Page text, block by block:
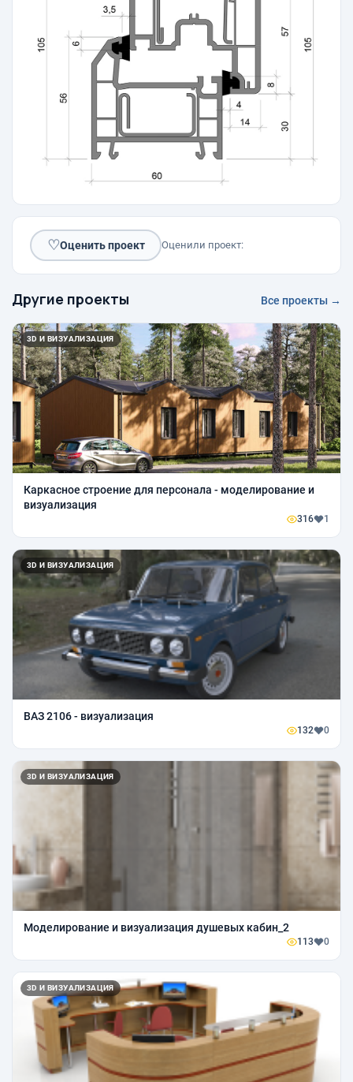
♡Оценить проект Оценили проект:
Другие проекты Все проекты →
3D И ВИЗУАЛИЗАЦИЯ
Каркасное строение для персонала - моделирование и
визуализация
316 1
3D И ВИЗУАЛИЗАЦИЯ
ВАЗ 2106 - визуализация
132 0
3D И ВИЗУАЛИЗАЦИЯ
Моделирование и визуализация душевых кабин_2
113 0
3D И ВИЗУАЛИЗАЦИЯ